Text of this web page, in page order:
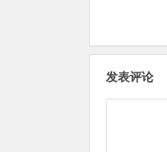
发表评论